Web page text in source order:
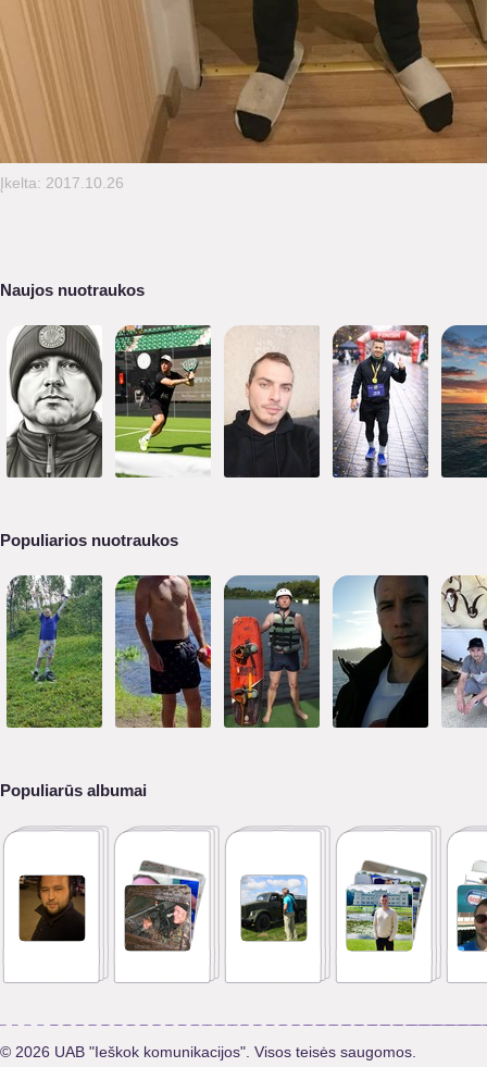
Įkelta: 2017.10.26
Naujos nuotraukos
Populiarios nuotraukos
Populiarūs albumai
© 2026 UAB "Ieškok komunikacijos". Visos teisės saugomos.